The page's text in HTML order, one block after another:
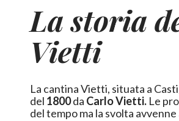
La storia
Vietti
La cantina Vietti, situata a
del 1800da Carlo Vietti.
del tempo ma la svolta